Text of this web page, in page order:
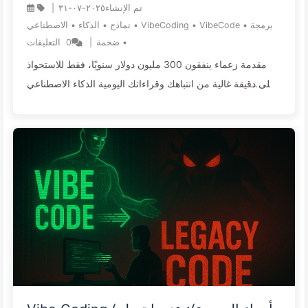
تم الإنشاء٢٠٢٥-٠٧-٣١
نماذج • الذكاء • الاصطناعي • VibeCoding • VibeCode • برمجة
• ضخمة 0 التعليقات
مقدمة زعماء ينفقون 300 مليون دولار سنويًا، فقط للاستحواذ
على دقيقة غالية من انتباهك وقراءاتك اليومية الذكاء الاصطناعي
جنوني لتصبح العملة الجديدة، والعقود المستقبلية للقوة الحاسوبية
تجعل الفقاعات والأرباح المبالغ فيها تتشابك في الوقت الحالي
الانتباه قد نفد، حتى النوم الذي يُعتبر الحاجز الأخير تم تسعيره
بشكل علني تحت السماء إذا لم تقم بتسعير وقتك بنفسك، فإن
الزعماء سيستحوذون على مستقبلك ...